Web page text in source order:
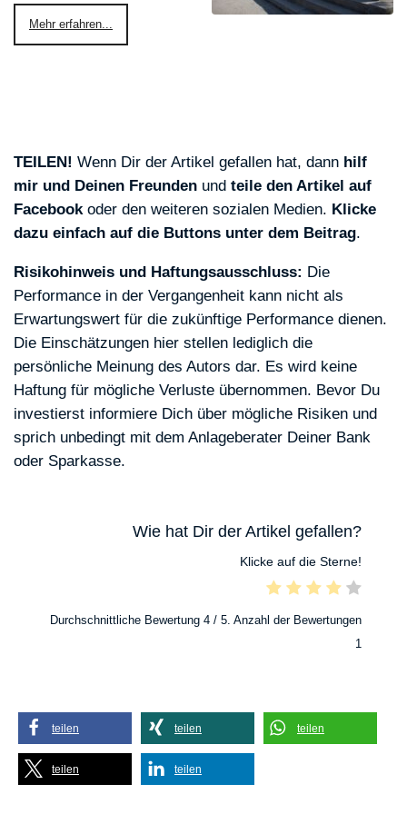
Mehr erfahren...
TEILEN! Wenn Dir der Artikel gefallen hat, dann hilf
mir und Deinen Freunden und teile den Artikel auf
Facebookoder den weiteren sozialen Medien. Klicke
dazu einfach auf die Buttons unter dem Beitrag.
Risikohinweis und Haftungsausschluss: Die
Performance in der Vergangenheit kann nicht als
Erwartungswert für die zukünftige Performance dienen.
Die Einschätzungen hier stellen lediglich die
persönliche Meinung des Autors dar. Es wird keine
Haftung für mögliche Verluste übernommen. Bevor Du
investierst informiere Dich über mögliche Risiken und
sprich unbedingt mit dem Anlageberater Deiner Bank
oder Sparkasse.
Wie hat Dir der Artikel gefallen?
Klicke auf die Sterne!
Durchschnittliche Bewertung 4 / 5. Anzahl der Bewertungen
1
teilen teilen teilen
teilen teilen